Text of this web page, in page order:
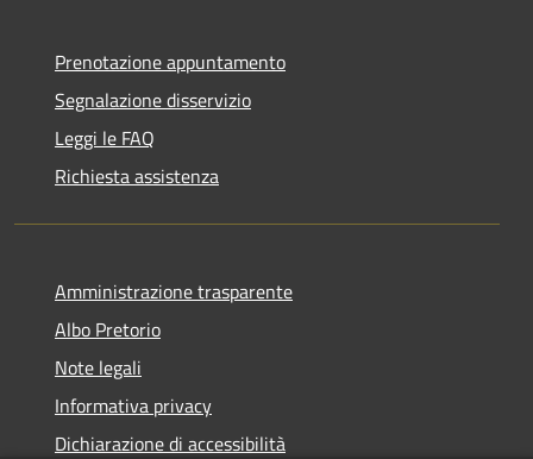
Prenotazione appuntamento
Segnalazione disservizio
Leggi le FAQ
Richiesta assistenza
Amministrazione trasparente
Albo Pretorio
Note legali
Informativa privacy
Dichiarazione di accessibilità